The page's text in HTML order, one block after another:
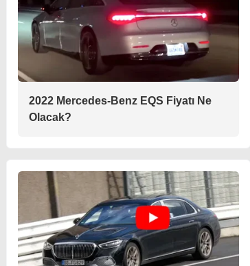
2022 Mercedes-Benz EQS Fiyatı Ne
Olacak?